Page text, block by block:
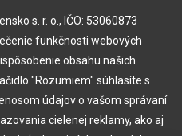
s. r. o., IČO: 53060873
funkčnosti webových
obsahu našich
"Rozumiem" súhlasíte s
údajov o vašom správaní
cielenej reklamy, ako aj